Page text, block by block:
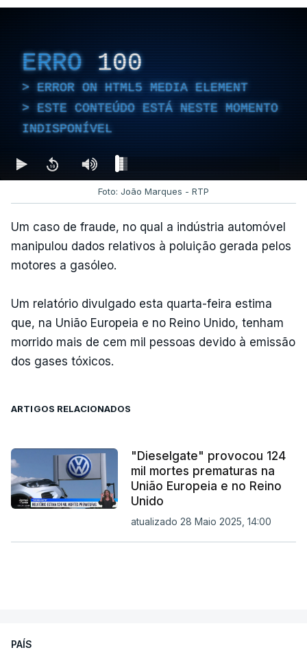
ERRO 100
ERROR ON HTML5 MEDIA ELEMENT
ESTE CONTEÚDO ESTÁ NESTE MOMENTO
INDISPONÍVEL
Foto: João Marques - RTP
Um caso de fraude, no qual a indústria automóvel
manipulou dados relativos à poluição gerada pelos
motores a gasóleo.
Um relatório divulgado esta quarta-feira estima
que, na União Europeia e no Reino Unido, tenham
morrido mais de cem mil pessoas devido à emissão
dos gases tóxicos.
ARTIGOS RELACIONADOS
"Dieselgate" provocou 124
mil mortes prematuras na
União Europeia e no Reino
Unido
atualizado 28 Maio 2025, 14:00
PAÍS